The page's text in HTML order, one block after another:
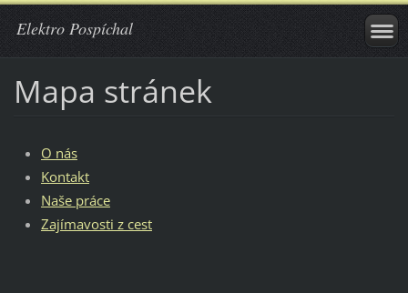
Elektro Pospíchal
Mapa stránek
O nás
Kontakt
Naše práce
Zajímavosti z cest